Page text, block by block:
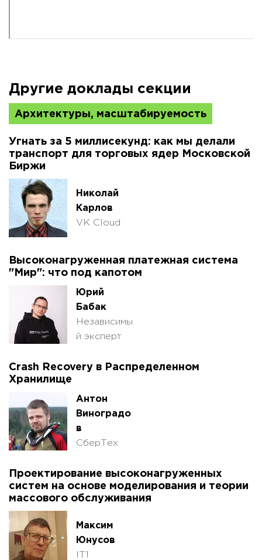
Другие доклады секции
Архитектуры, масштабируемость
Угнать за 5 миллисекунд: как мы делали
транспорт для торговых ядер Московской
Биржи
Николай
Карлов
VK Cloud
Высоконагруженная платежная система
"Мир": что под капотом
Юрий
Бабак
Независимы
й эксперт
Crash Recovery в Распределенном
Хранилище
Антон
Виноградо
в
СберТех
Проектирование высоконагруженных
систем на основе моделирования и теории
массового обслуживания
Максим
Юнусов
IT1